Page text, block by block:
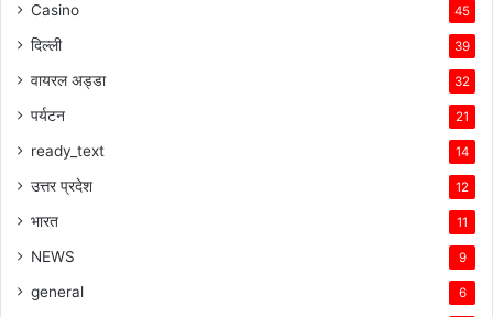
Casino 45
दिल्ली 39
वायरल अड्डा 32
पर्यटन 21
ready_text 14
उत्तर प्रदेश 12
भारत 11
NEWS 9
general 6